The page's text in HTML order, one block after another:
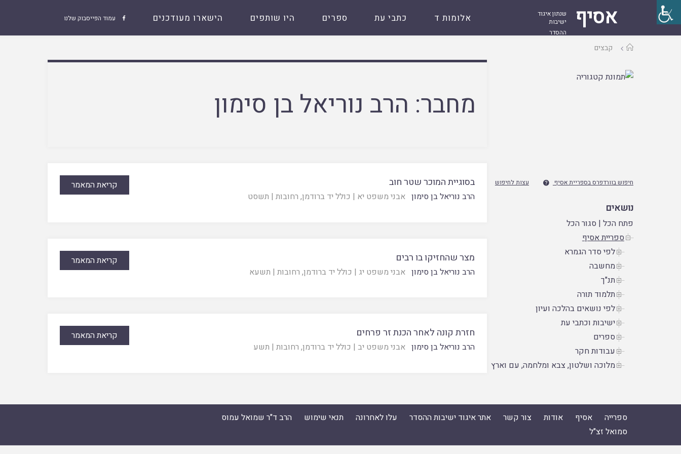
אסיף
שנתון איגוד
ישיבות
ההסדר
 עמוד הפייסבוק שלנו אלומות ד כתבי עת ספרים היו שותפים הישארו מעודכנים
עמודקבצים
חיפוש בוורדפרס בספריית אסיף  עצות לחיפוש
נושאים
פתח הכל |סגור הכל
ספריית אסיף
לפי סדר הגמרא
מחשבה
תנ"ך
תלמוד תורה
לפי נושאים בהלכה ועיון
ישיבות וכתבי עת
ספרים
עבודות חקר
מלוכה ושלטון, צבא ומלחמה, עם וארץ
מחבר: הרב נוריאל בן סימון
בסוגיית המוכר שטר חוב
הרב נוריאל בן סימון אבני משפט יא | כולל יד ברודמן, רחובות | תשסט
קריאת המאמר
מצר שהחזיקו בו רבים
הרב נוריאל בן סימון אבני משפט יג | כולל יד ברודמן, רחובות | תשעא
קריאת המאמר
חזרת קונה לאחר הכנת זר פרחים
הרב נוריאל בן סימון אבני משפט יב | כולל יד ברודמן, רחובות | תשע
קריאת המאמר
ספרייה אסיף אודות צור קשר אתר איגוד ישיבות ההסדר עלו לאחרונה תנאי שימוש
הרב ד"ר שמואל עמוס
סמואל זצ"ל